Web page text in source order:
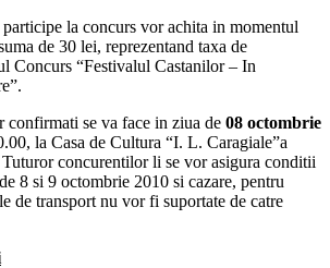
la concurs vor achita in momentul
de 30 lei, reprezentand taxa de
Concurs “Festivalul Castanilor – In
confirmati se va face in ziua de 08 octombrie
la Casa de Cultura “I. L. Caragiale”a
concurentilor li se vor asigura conditii
8 si 9 octombrie 2010 si cazare, pentru
de transport nu vor fi suportate de catre